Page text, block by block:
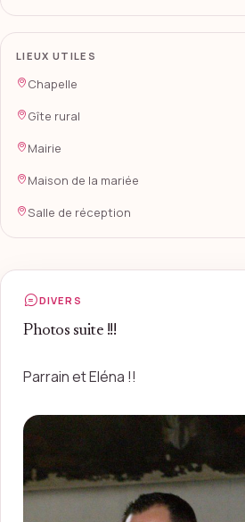
LIEUX UTILES
Chapelle
Gîte rural
Mairie
Maison de la mariée
Salle de réception
DIVERS
Photos suite !!!
Parrain et Eléna !!